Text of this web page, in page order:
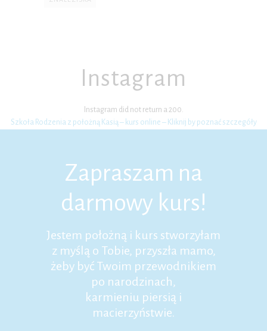
Instagram
Instagram did not return a 200.
Szkoła Rodzenia z położną Kasią – kurs online – Kliknij by poznać szczegóły
Zapraszam na
darmowy kurs!
Jestem położną i kurs stworzyłam
z myślą o Tobie, przyszła mamo,
żeby być Twoim przewodnikiem
po narodzinach,
karmieniu piersią i
macierzyństwie.